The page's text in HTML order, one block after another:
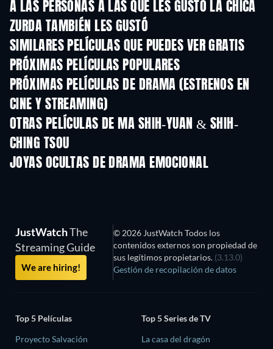
A LAS PERSONAS A LAS QUE LES GUSTÓ LA CHICA
ZURDA TAMBIÉN LES GUSTÓ
SIMILARES PELÍCULAS QUE PUEDES VER GRATIS
PRÓXIMAS PELÍCULAS POPULARES
PRÓXIMAS PELÍCULAS DE DRAMA (ESTRENOS EN
CINE Y STREAMING)
OTRAS PELÍCULAS DE MA SHIH-YUAN & SHIH-
CHING TSOU
JOYAS OCULTAS DE DRAMA EMOCIONAL
JustWatchThe
Streaming Guide
We are hiring!
© 2026 JustWatch Todos los
contenidos externos son propiedad de
sus legítimos propietarios. (3.13.0)
Gestión de recopilación de datos
Top 5 Películas
Proyecto Salvación
Top 5 Series de TV
La casa del dragón